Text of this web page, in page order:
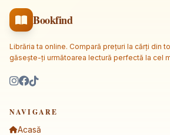
Bookfind
Librăria ta online. Compară prețuri la cărți din
găsește-ți următoarea lectură perfectă la cel
NAVIGARE
Acasă